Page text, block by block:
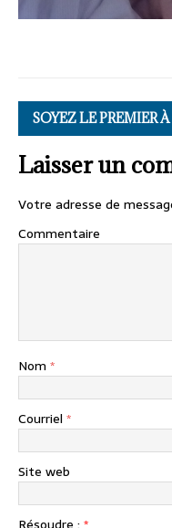
SOYEZ LE PREMIER
Laisser un
Votre adresse de
Commentaire
Nom *
Courriel *
Site web